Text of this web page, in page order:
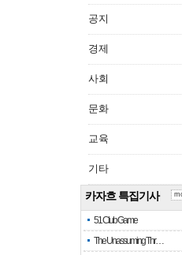
공지
경제
사회
문화
교육
기타
카자흐 특집기사
51 Club Game
The Unassuming Thr…